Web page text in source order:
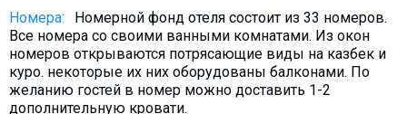
Номера:
Номерной фонд отеля состоит из 33 номеров.
Все номера со своими ванными комнатами. Из окон
номеров открываются потрясающие виды на казбек и
куро. некоторые их них оборудованы балконами. По
желанию гостей в номер можно доставить 1-2
дополнительную кровати.
ГРУЗИЯ
О Грузии
Визы и Документы
Что пить?